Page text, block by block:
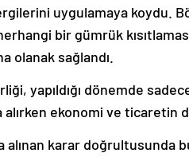
uygulamaya koydu.
bir gümrük
olanak sağlandı.
yapıldığı dönemde
alırken ekonomi ve ticaretin
alınan karar